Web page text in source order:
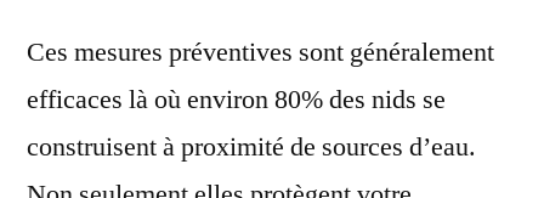
Ces mesures préventives sont généralement
efficaces là où environ 80% des nids se
construisent à proximité de sources d’eau.